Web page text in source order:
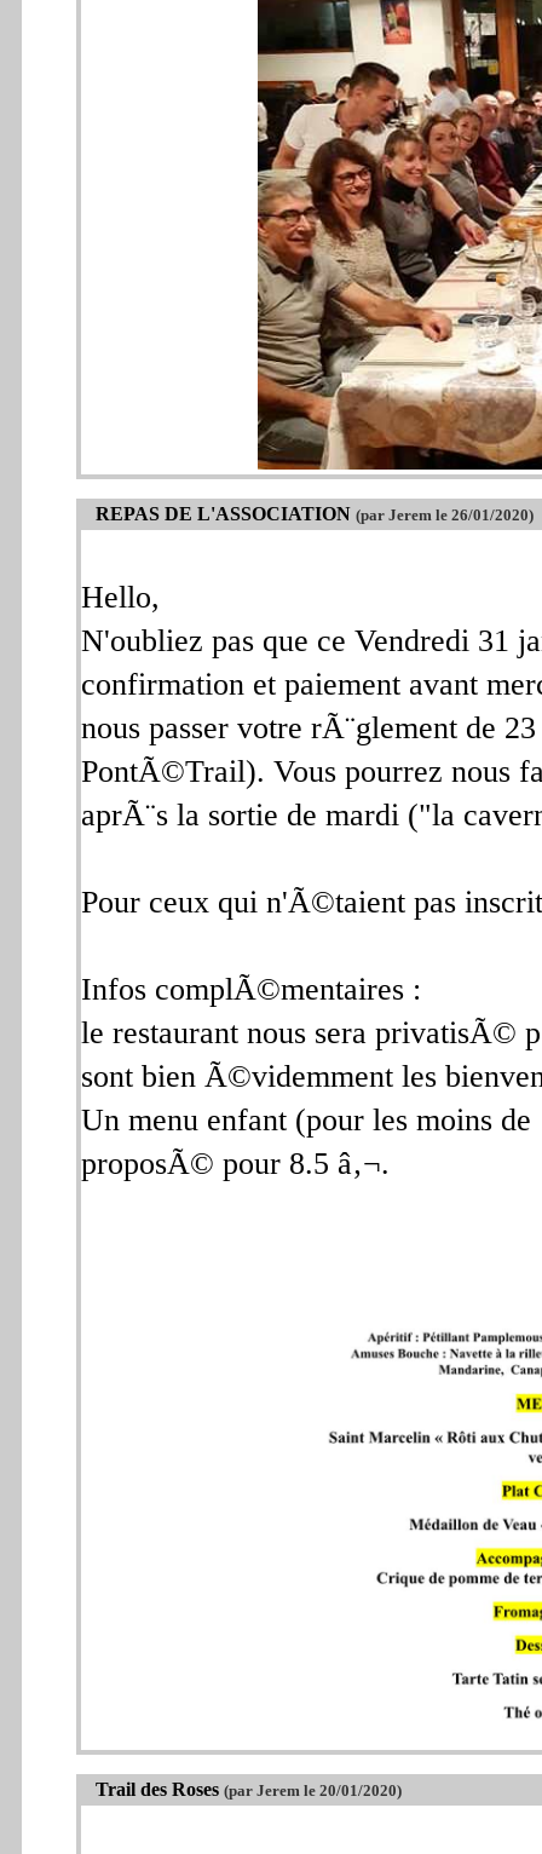
REPAS DE L'ASSOCIATION (par Jerem le 26/01/2020)
Hello,
N'oubliez pas que ce Vendredi 31
confirmation et paiement avant
nous passer votre rÃ¨glement de
PontÃ©Trail). Vous pourrez nous
aprÃ¨s la sortie de mardi ("la
Pour ceux qui n'Ã©taient pas
Infos complÃ©mentaires :
le restaurant nous sera privatisÃ©
sont bien Ã©videmment les
Un menu enfant (pour les moins
proposÃ© pour 8.5 â‚¬.
Trail des Roses (par Jerem le 20/01/2020)